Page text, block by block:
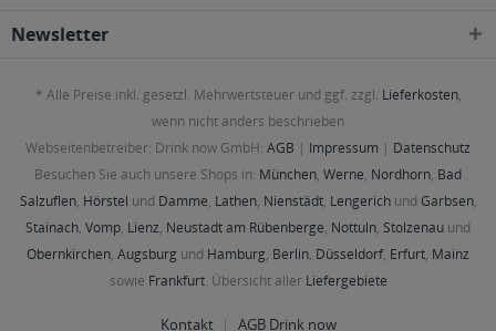
Newsletter
* Alle Preise inkl. gesetzl. Mehrwertsteuer und ggf. zzgl. Lieferkosten,
wenn nicht anders beschrieben
Webseitenbetreiber: Drink now GmbH: AGB | Impressum | Datenschutz
Besuchen Sie auch unsere Shops in: München, Werne, Nordhorn, Bad
Salzuflen, Hörstel und Damme, Lathen, Nienstädt, Lengerichund Garbsen,
Stainach, Vomp, Lienz, Neustadt am Rübenberge, Nottuln, Stolzenau und
Obernkirchen, Augsburg und Hamburg, Berlin, Düsseldorf, Erfurt, Mainz
sowie Frankfurt. Übersicht aller Liefergebiete
Kontakt AGB Drink now